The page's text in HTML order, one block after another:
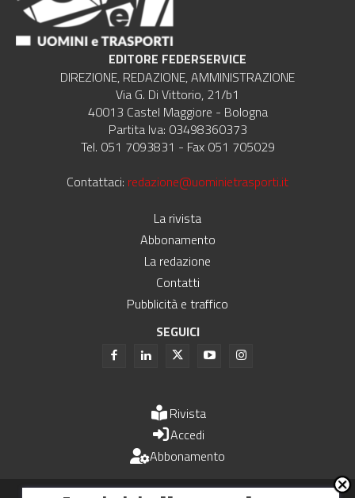
EDITORE FEDERSERVICE
DIREZIONE, REDAZIONE, AMMINISTRAZIONE
Via G. Di Vittorio, 21/b1
40013 Castel Maggiore - Bologna
Partita Iva: 03498360373
Tel. 051 7093831 - Fax 051 705029
Contattaci: redazione@uominietrasporti.it
La rivista
Abbonamento
La redazione
Contatti
Pubblicità e traffico
SEGUICI
Rivista
Accedi
Abbonamento